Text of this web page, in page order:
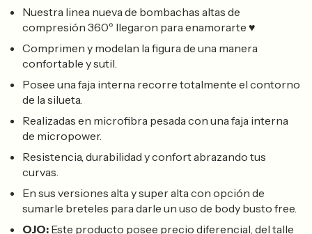
Nuestra linea nueva de bombachas altas de
compresión 360º llegaron para enamorarte ♥
Comprimen y modelan la figura de una manera
confortable y sutil.
Posee una faja interna recorre totalmente el contorno
de la silueta.
Realizadas en microfibra pesada con una faja interna
de micropower.
Resistencia, durabilidad y confort abrazando tus
curvas.
En sus versiones alta y super alta con opción de
sumarle breteles para darle un uso de body busto free.
OJO: Este producto posee precio diferencial, del talle